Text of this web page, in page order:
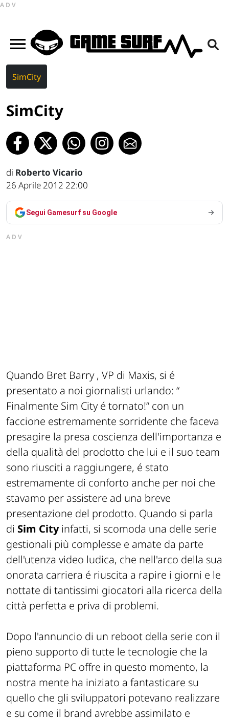
ADV
SimCity
SimCity
di Roberto Vicario
26 Aprile 2012 22:00
Segui Gamesurf su Google
ADV
Quando Bret Barry, VP di Maxis, si é
presentato a noi giornalisti urlando: “
Finalmente Sim City é tornato!” con un
faccione estremamente sorridente che faceva
presagire la presa coscienza dell'importanza e
della qualità del prodotto che lui e il suo team
sono riusciti a raggiungere, é stato
estremamente di conforto anche per noi che
stavamo per assistere ad una breve
presentazione del prodotto. Quando si parla
di Sim Cityinfatti, si scomoda una delle serie
gestionali più complesse e amate da parte
dell'utenza video ludica, che nell'arco della sua
onorata carriera é riuscita a rapire i giorni e le
nottate di tantissimi giocatori alla ricerca della
città perfetta e priva di problemi.
Dopo l'annuncio di un reboot della serie con il
pieno supporto di tutte le tecnologie che la
piattaforma PC offre in questo momento, la
nostra mente ha iniziato a fantasticare su
quello che gli sviluppatori potevano realizzare
e su come il brand avrebbe assimilato e